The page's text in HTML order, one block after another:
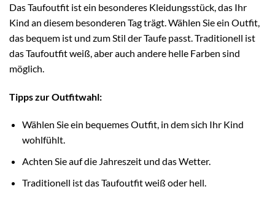
Das Taufoutfit ist ein besonderes Kleidungsstück, das Ihr
Kind an diesem besonderen Tag trägt. Wählen Sie ein Outfit,
das bequem ist und zum Stil der Taufe passt. Traditionell ist
das Taufoutfit weiß, aber auch andere helle Farben sind
möglich.
Tipps zur Outfitwahl:
Wählen Sie ein bequemes Outfit, in dem sich Ihr Kind
wohlfühlt.
Achten Sie auf die Jahreszeit und das Wetter.
Traditionell ist das Taufoutfit weiß oder hell.